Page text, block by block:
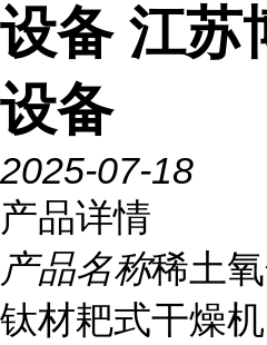
设备 江苏
设备
2025-07-18
产品详情
产品名称稀土
钛材耙式干燥